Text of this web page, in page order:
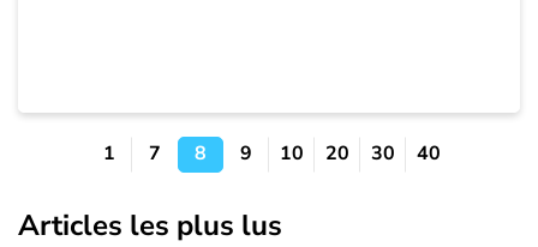
1 7 8 9 10 20 30 40
Articles les plus lus